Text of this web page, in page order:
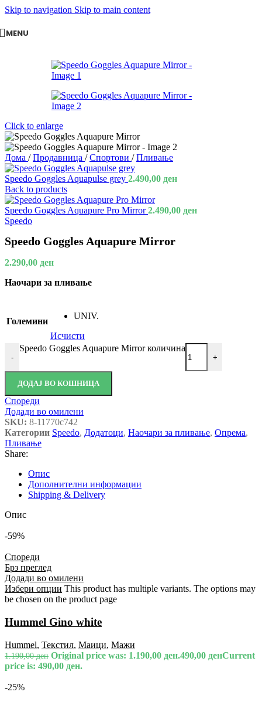
Skip to navigation Skip to main content
MENU
Click to enlarge
Дома / Продавница / Спортови / Пливање
Speedo Goggles Aquapulse grey 2.490,00 ден
Back to products
Speedo Goggles Aquapure Pro Mirror2.490,00 ден
Speedo
Speedo Goggles Aquapure Mirror
2.290,00 ден
Наочари за пливање
Големини
UNIV.
Исчисти
-
Speedo Goggles Aquapure Mirror количина
+
ДОДАЈ ВО КОШНИЦА
Спореди
Додади во омилени
SKU: 8-11770c742
Категории Speedo, Додатоци, Наочари за пливање, Опрема,
Пливање
Share:
Опис
Дополнителни информации
Shipping & Delivery
Опис
-59%
Спореди
Брз преглед
Додади во омилени
Избери опции This product has multiple variants. The options may
be chosen on the product page
Hummel Gino white
Hummel, Текстил, Маици, Мажи
1.190,00ден Original price was: 1.190,00 ден.490,00 денCurrent
price is: 490,00 ден.
-25%